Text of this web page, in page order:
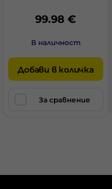
99.98 €
В наличност
Добави в количка
За сравнение